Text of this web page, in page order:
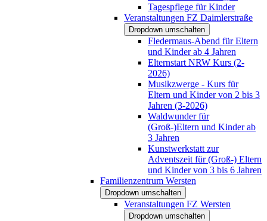
Tagespflege für Kinder
Veranstaltungen FZ Daimlerstraße
Dropdown umschalten
Fledermaus-Abend für Eltern
und Kinder ab 4 Jahren
Elternstart NRW Kurs (2-
2026)
Musikzwerge - Kurs für
Eltern und Kinder von 2 bis 3
Jahren (3-2026)
Waldwunder für
(Groß-)Eltern und Kinder ab
3 Jahren
Kunstwerkstatt zur
Adventszeit für (Groß-) Eltern
und Kinder von 3 bis 6 Jahren
Familienzentrum Wersten
Dropdown umschalten
Veranstaltungen FZ Wersten
Dropdown umschalten